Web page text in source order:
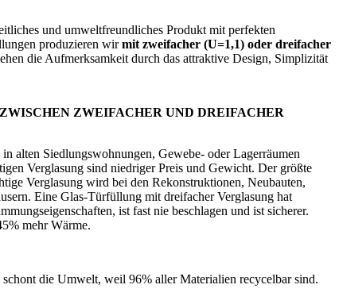
und umweltfreundliches Produkt mit perfekten
produzieren wirmit zweifacher (U=1,1) oder dreifacher
die Aufmerksamkeit durch das attraktive Design, Simplizität
ZWEIFACHER UND DREIFACHER
alten Siedlungswohnungen, Gewebe- oder Lagerräumen
Verglasung sind niedriger Preis und Gewicht. Der größte
Verglasung wird bei den Rekonstruktionen, Neubauten,
Eine Glas-Türfüllung mit dreifacher Verglasung hat
ist fast nie beschlagen und ist sicherer.
mehr Wärme.
die Umwelt, weil 96% aller Materialien recycelbar sind.